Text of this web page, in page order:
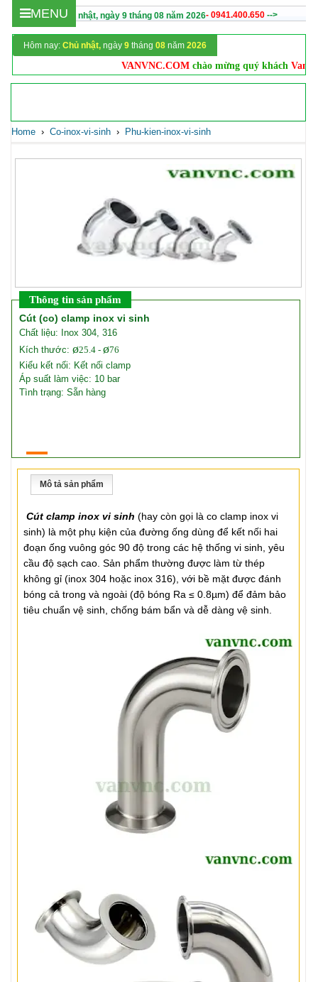
Hôm nay :Chủ nhật, ngày 9tháng08năm 2026- 0941.400.650 -->
MENU
Hôm nay: Chủ nhật, ngày 9tháng 08năm 2026
VANVNC.COMchào mừng quý khách
Home › Co-inox-vi-sinh › Phu-kien-inox-vi-sinh
Thông tin sản phẩm
Cút (co) clamp inox vi sinh
Chất liệu: Inox 304, 316
Kích thước: ø25.4 - ø76
Kiểu kết nối: Kết nối clamp
Áp suất làm việc: 10 bar
Tình trạng: Sẵn hàng
Mô tả sản phẩm
Cút clamp inox vi sinh (hay còn gọi là co clamp inox vi
sinh) là một phụ kiện của đường ống dùng để kết nối hai
đoạn ống vuông góc 90 độ trong các hệ thống vi sinh, yêu
cầu độ sạch cao. Sản phẩm thường được làm từ thép
không gỉ (inox 304 hoặc inox 316), với bề mặt được đánh
bóng cả trong và ngoài (độ bóng Ra ≤ 0.8µm) để đảm bảo
tiêu chuẩn vệ sinh, chống bám bẩn và dễ dàng vệ sinh.